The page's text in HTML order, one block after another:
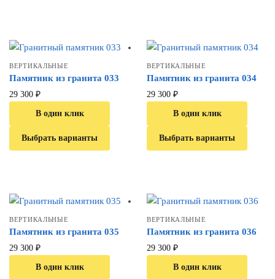
ВЕРТИКАЛЬНЫЕ
Памятник из гранита 033
29 300 ₽
В один клик
Выбрать варианты
ВЕРТИКАЛЬНЫЕ
Памятник из гранита 034
29 300 ₽
В один клик
Выбрать варианты
ВЕРТИКАЛЬНЫЕ
Памятник из гранита 035
29 300 ₽
В один клик
ВЕРТИКАЛЬНЫЕ
Памятник из гранита 036
29 300 ₽
В один клик